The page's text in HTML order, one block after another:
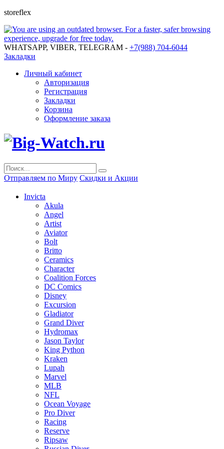
storeflex
WHATSAPP, VIBER, TELEGRAM - +7(988) 704-6044
Закладки
Личный кабинет
Авторизация
Регистрация
Закладки
Корзина
Оформление заказа
Отправляем по Миру Скидки и Акции
Invicta
Akula
Angel
Artist
Aviator
Bolt
Britto
Ceramics
Character
Coalition Forces
DC Comics
Disney
Excursion
Gladiator
Grand Diver
Hydromax
Jason Taylor
King Python
Kraken
Lupah
Marvel
MLB
NFL
Ocean Voyage
Pro Diver
Racing
Reserve
Ripsaw